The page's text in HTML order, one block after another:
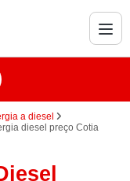
a diesel
diesel preço Cotia